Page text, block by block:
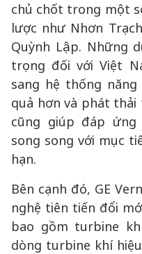
chủ chốt trong một
lược như Nhơn
Quỳnh Lập. Những
trọng đối với Việt
sang hệ thống
quả hơn và phát
cũng giúp đáp
song song với mục
hạn.
Bên cạnh đó, GE
nghệ tiên tiến đổi
bao gồm turbine
dòng turbine khí